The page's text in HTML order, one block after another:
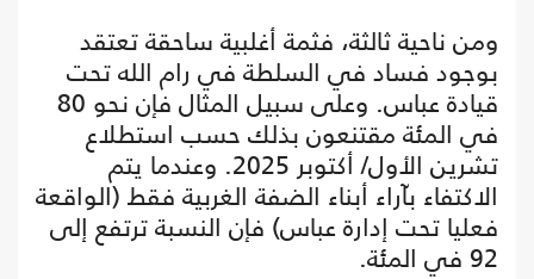
ومن ناحية ثالثة، فثمة أغلبية ساحقة تعتقد
بوجود فساد في السلطة في رام الله تحت
قيادة عباس. وعلى سبيل المثال فإن نحو 80
في المئة مقتنعون بذلك حسب استطلاع
تشرين الأول/ أكتوبر 2025. وعندما يتم
الاكتفاء بآراء أبناء الضفة الغربية فقط (الواقعة
فعليا تحت إدارة عباس) فإن النسبة ترتفع إلى
92 في المئة.